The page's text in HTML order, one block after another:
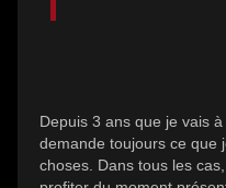
Depuis 3 ans que je vais
demande toujours ce que
choses. Dans tous les